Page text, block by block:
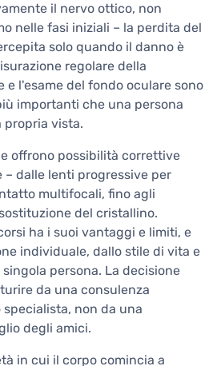
il nervo ottico, non
nelle fasi iniziali – la perdita del
solo quando il danno è
regolare della
e l'esame del fondo oculare sono
importanti che una persona
propria vista.
offrono possibilità correttive
dalle lenti progressive per
multifocali, fino agli
del cristallino.
ha i suoi vantaggi e limiti, e
individuale, dallo stile di vita e
persona. La decisione
da una consulenza
non da una
degli amici.
in cui il corpo comincia a